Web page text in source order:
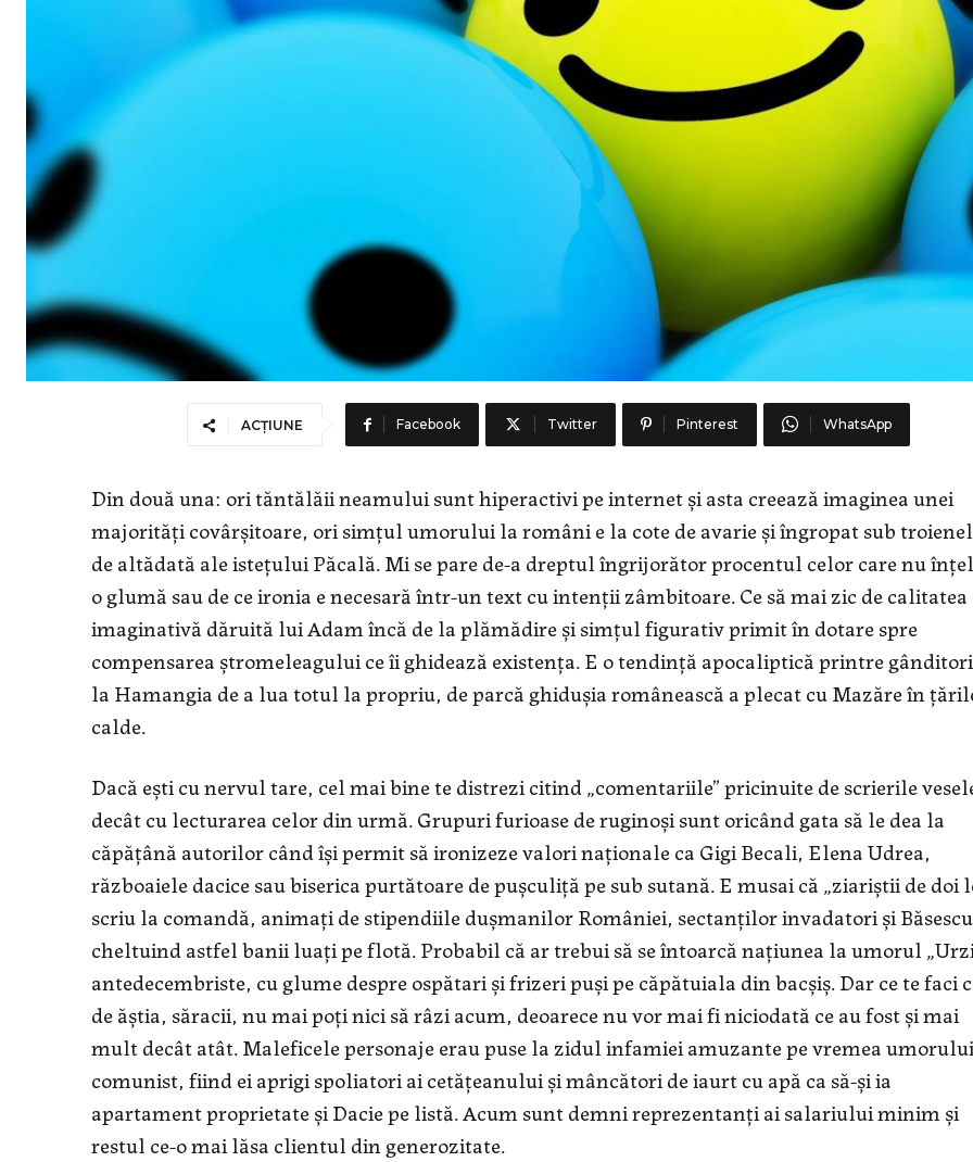
ACȚIUNE Facebook Twitter Pinterest WhatsApp
Din două una: ori tăntălăii neamului sunt hiperactivi pe internet şi asta creează imaginea unei
majorităţi covârşitoare, ori simţul umorului la români e la cote de avarie şi îngropat sub
de altădată ale isteţului Păcală. Mi se pare de-a dreptul îngrijorător procentul celor care nu
o glumă sau de ce ironia e necesară într-un text cu intenţii zâmbitoare. Ce să mai zic de calitatea
imaginativă dăruită lui Adam încă de la plămădire şi simţul figurativ primit în dotare spre
compensarea ştromeleagului ce îi ghidează existenţa. E o tendinţă apocaliptică printre
la Hamangia de a lua totul la propriu, de parcă ghiduşia românească a plecat cu Mazăre în
calde.
Dacă eşti cu nervul tare, cel mai bine te distrezi citind „comentariile” pricinuite de scrierile
decât cu lecturarea celor din urmă. Grupuri furioase de ruginoşi sunt oricând gata să le dea la
căpăţână autorilor când îşi permit să ironizeze valori naţionale ca Gigi Becali, Elena Udrea,
războaiele dacice sau biserica purtătoare de puşculiţă pe sub sutană. E musai că „ziariştii de doi
scriu la comandă, animaţi de stipendiile duşmanilor României, sectanţilor invadatori şi
cheltuind astfel banii luaţi pe flotă. Probabil că ar trebui să se întoarcă naţiunea la umorul
antedecembriste, cu glume despre ospătari şi frizeri puşi pe căpătuiala din bacşiş. Dar ce te faci
de ăştia, săracii, nu mai poţi nici să râzi acum, deoarece nu vor mai fi niciodată ce au fost şi mai
mult decât atât. Maleficele personaje erau puse la zidul infamiei amuzante pe vremea umorului
comunist, fiind ei aprigi spoliatori ai cetăţeanului şi mâncători de iaurt cu apă ca să-şi ia
apartament proprietate şi Dacie pe listă. Acum sunt demni reprezentanţi ai salariului minim şi
restul ce-o mai lăsa clientul din generozitate.